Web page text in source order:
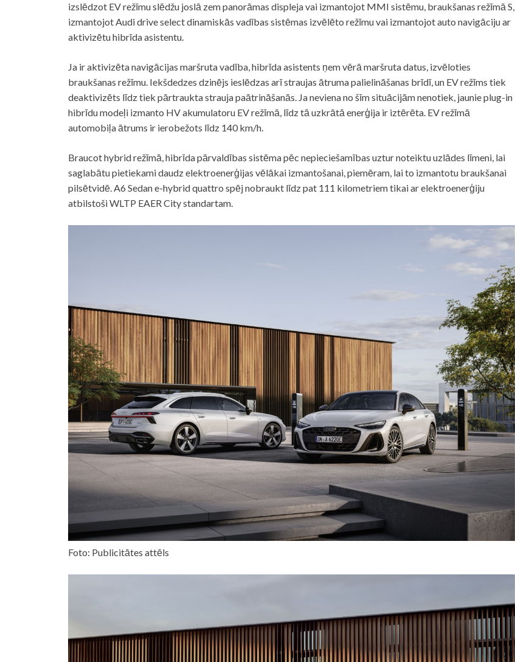
izslēdzot EV režīmu slēdžu joslā zem panorāmas displeja vai izmantojot MMI sistēmu, braukšanas režīmā S,
izmantojot Audi drive select dinamiskās vadības sistēmas izvēlēto režīmu vai izmantojot auto navigāciju ar
aktivizētu hibrīda asistentu.
Ja ir aktivizēta navigācijas maršruta vadība, hibrīda asistents ņem vērā maršruta datus, izvēloties
braukšanas režīmu. Iekšdedzes dzinējs ieslēdzas arī straujas ātruma palielināšanas brīdī, un EV režīms tiek
deaktivizēts līdz tiek pārtraukta strauja paātrināšanās. Ja neviena no šīm situācijām nenotiek, jaunie plug-in
hibrīdu modeļi izmanto HV akumulatoru EV režīmā, līdz tā uzkrātā enerģija ir iztērēta. EV režīmā
automobiļa ātrums ir ierobežots līdz 140 km/h.
Braucot hybrid režīmā, hibrīda pārvaldības sistēma pēc nepieciešamības uztur noteiktu uzlādes līmeni, lai
saglabātu pietiekami daudz elektroenerģijas vēlākai izmantošanai, piemēram, lai to izmantotu braukšanai
pilsētvidē. A6 Sedan e-hybrid quattro spēj nobraukt līdz pat 111 kilometriem tikai ar elektroenerģiju
atbilstoši WLTP EAER City standartam.
Foto: Publicitātes attēls